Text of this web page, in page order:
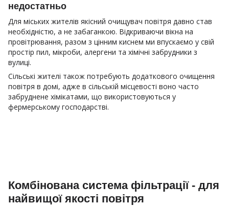
недостатньо
Для міських жителів якісний очищувач повітря давно став
необхідністю, а не забаганкою. Відкриваючи вікна на
провітрювання, разом з цінним киснем ми впускаємо у свій
простір пил, мікроби, алергени та хімічні забрудники з
вулиці.
Сільські жителі також потребують додаткового очищення
повітря в домі, адже в сільській місцевості воно часто
забруднене хімікатами, що використовуються у
фермерському господарстві.
Комбінована система фільтрації - для
найвищої якості повітря